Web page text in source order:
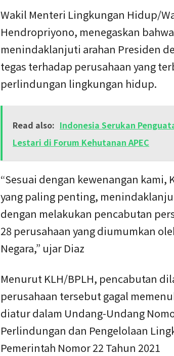
Wakil Menteri Lingkungan Hidup/
Hendropriyono, menegaskan
menindaklanjuti arahan Presiden
tegas terhadap perusahaan yang
perlindungan lingkungan hidup.
Read also: Indonesia Serukan
Lestari di Forum Kehutanan APEC
“Sesuai dengan kewenangan kami,
yang paling penting,
dengan melakukan pencabutan
28 perusahaan yang diumumkan
Negara,” ujar Diaz
Menurut KLH/BPLH, pencabutan
perusahaan tersebut gagal
diatur dalam Undang-Undang
Perlindungan dan Pengelolaan
Pemerintah Nomor 22 Tahun 2021